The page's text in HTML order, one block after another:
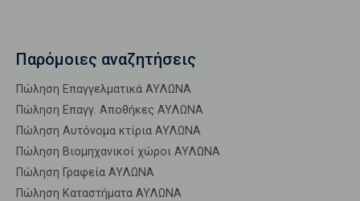
Παρόμοιες αναζητήσεις
Πώληση Επαγγελματικά ΑΥΛΩΝΑ
Πώληση Επαγγ. Αποθήκες ΑΥΛΩΝΑ
Πώληση Αυτόνομα κτίρια ΑΥΛΩΝΑ
Πώληση Βιομηχανικοί χώροι ΑΥΛΩΝΑ
Πώληση Γραφεία ΑΥΛΩΝΑ
Πώληση Καταστήματα ΑΥΛΩΝΑ